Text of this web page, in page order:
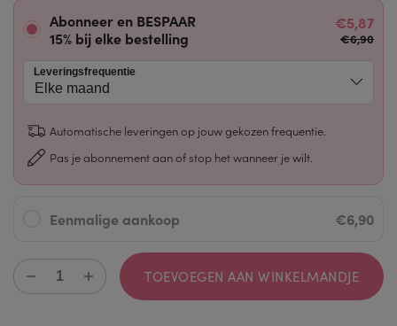
Abonneer en BESPAAR
15% bij elke bestelling
€5,87
€6,90
Leveringsfrequentie
Automatische leveringen op jouw gekozen frequentie.
Pas je abonnement aan of stop het wanneer je wilt.
Eenmalige aankoop €6,90
TOEVOEGEN AAN WINKELMANDJE